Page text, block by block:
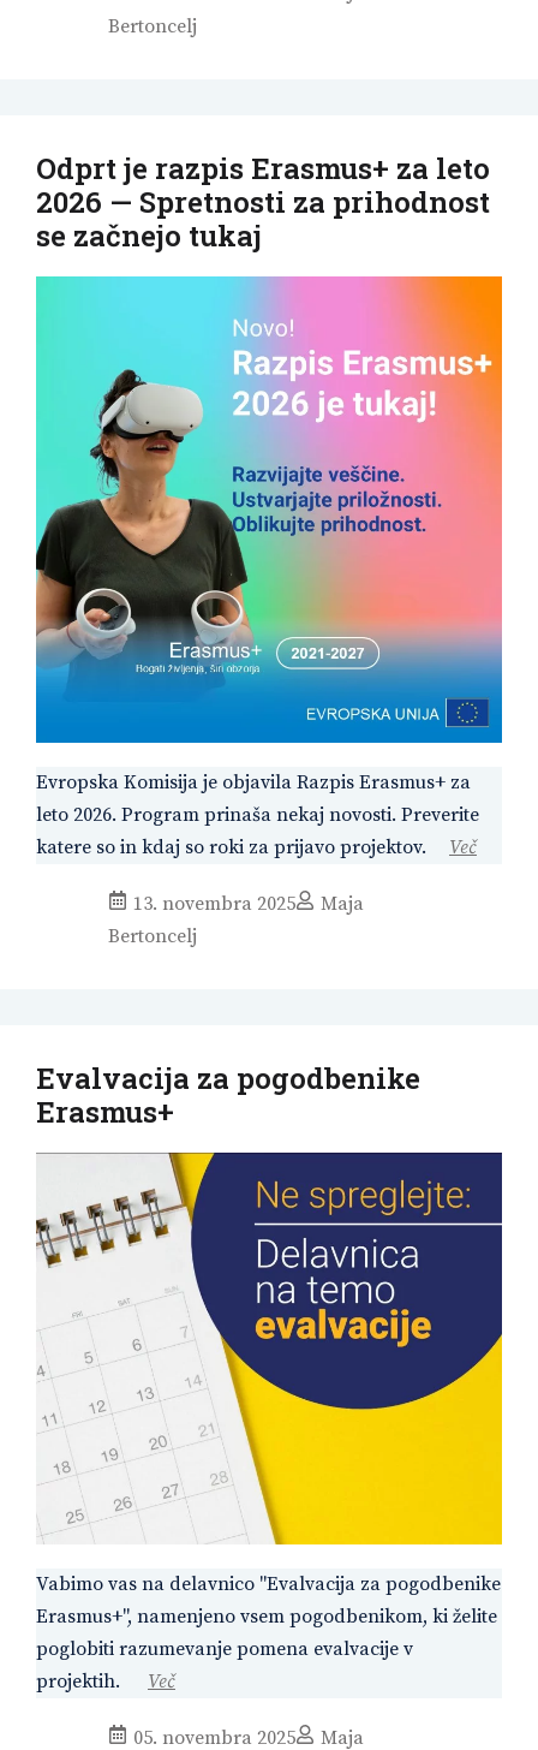
Bertoncelj
Odprt je razpis Erasmus+ za leto
2026 — Spretnosti za prihodnost
se začnejo tukaj
Evropska Komisija je objavila Razpis Erasmus+ za
leto 2026. Program prinaša nekaj novosti. Preverite
katere so in kdaj so roki za prijavo projektov.
Več
13. novembra 2025
Maja
Bertoncelj
Evalvacija za pogodbenike
Erasmus+
Vabimo vas na delavnico "Evalvacija za pogodbenike
Erasmus+", namenjeno vsem pogodbenikom, ki želite
poglobiti razumevanje pomena evalvacije v
projektih.
Več
05. novembra 2025
Maja